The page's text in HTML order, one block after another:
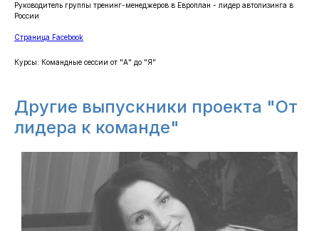
Руководитель группы тренинг-менеджеров в Европлан - лидер автолизинга в
России
Страница Facebook
Курсы: ​Командные сессии от "А" до "Я"
Другие выпускники проекта "От
лидера к команде"